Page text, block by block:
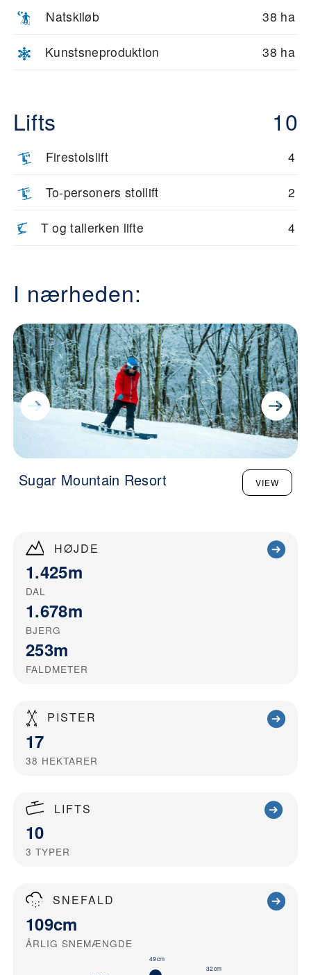
HØJDE
1.425m
DAL
1.678m
BJERG
253m
FALDMETER
PISTER
17
38 HEKTARER
LIFTS
10
3 TYPER
SNEFALD
109cm
ÅRLIG SNEMÆNGDE
49cm
32cm
Natskiløb 38 ha
Kunstsneproduktion 38 ha
Lifts 10
Firestolslift 4
To-personers stollift 2
T og tallerken lifte 4
I nærheden:
Sugar Mountain Resort VIEW